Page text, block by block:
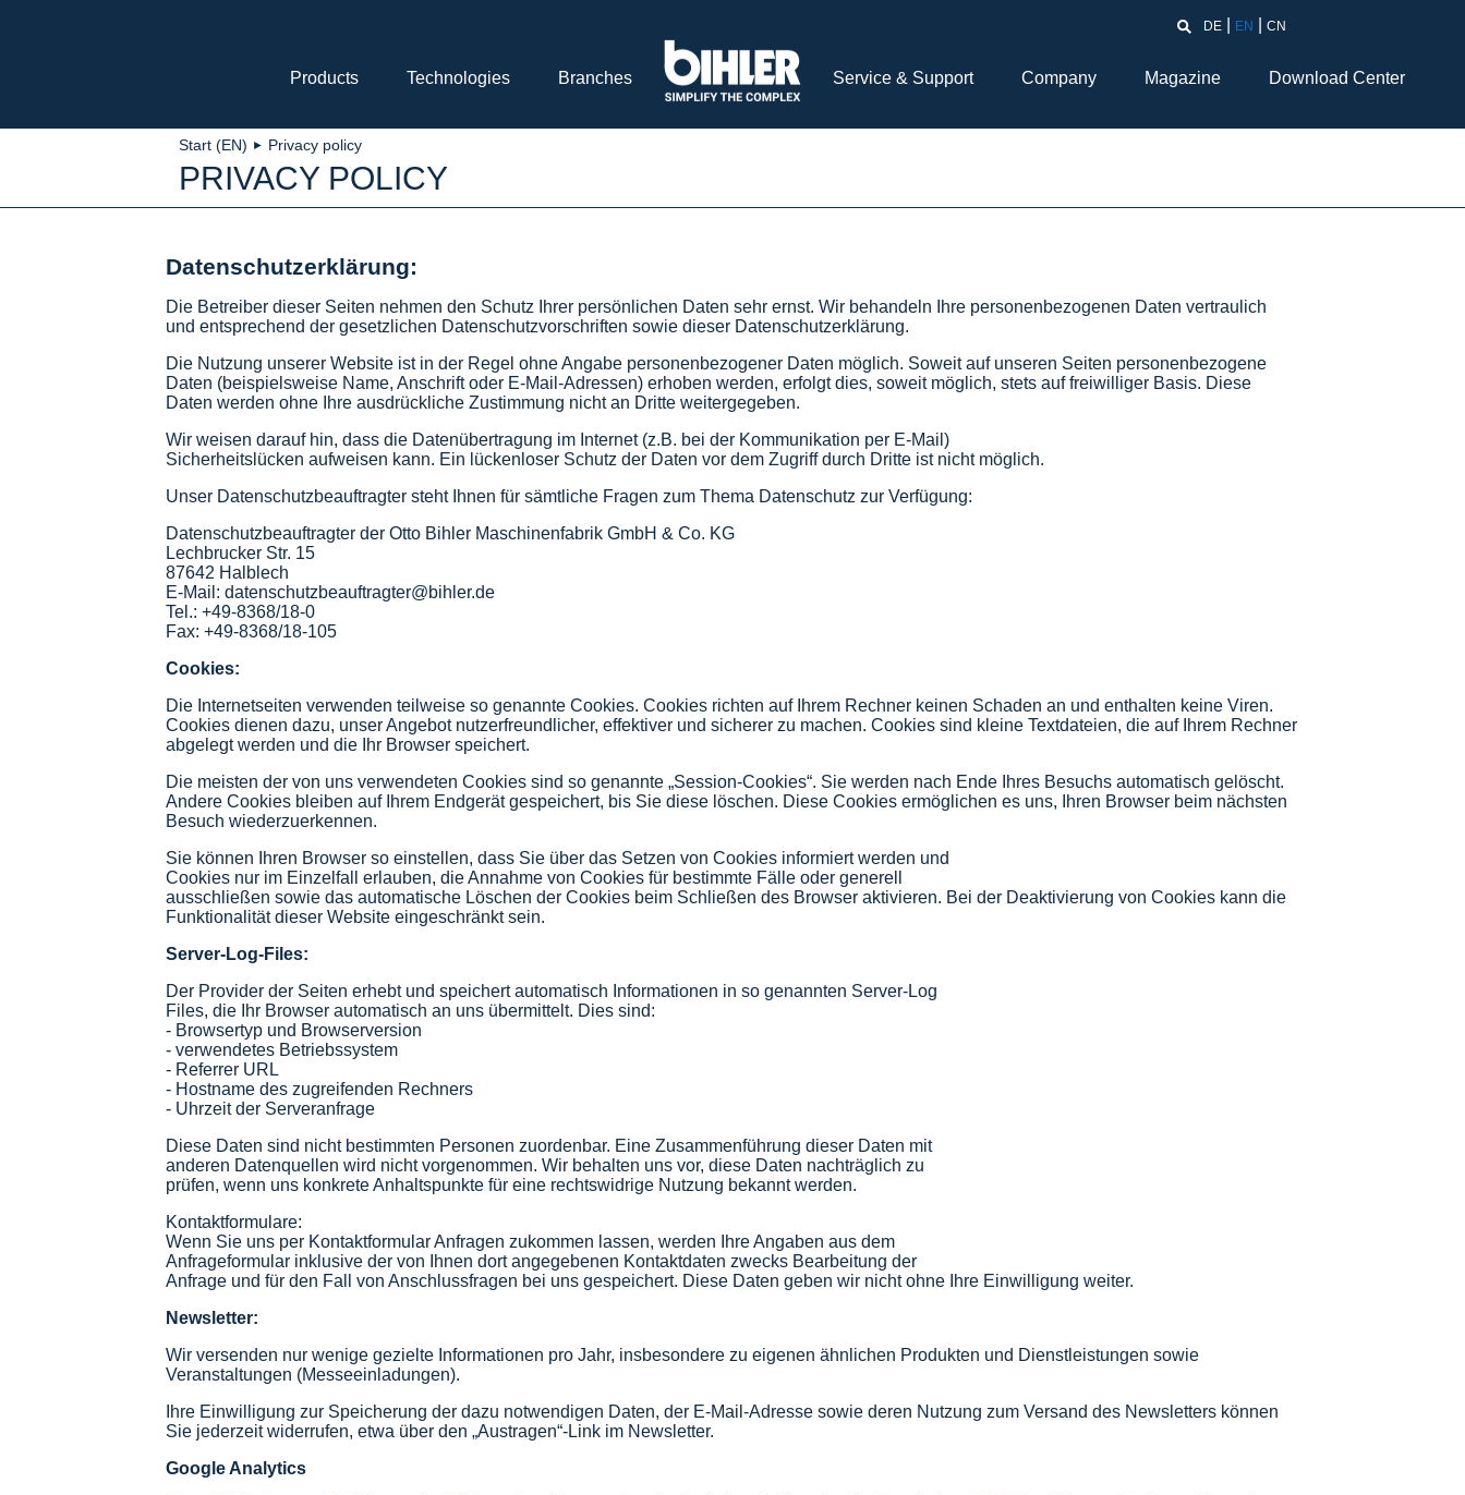
Products Technologies Branches Service & Support Company Magazine Download Center
DE EN CN
Start (EN) ► Privacy policy
PRIVACY POLICY
Datenschutzerklärung:
Die Betreiber dieser Seiten nehmen den Schutz Ihrer persönlichen Daten sehr ernst. Wir behandeln Ihre personenbezogenen Daten vertraulich
und entsprechend der gesetzlichen Datenschutzvorschriften sowie dieser Datenschutzerklärung.
Die Nutzung unserer Website ist in der Regel ohne Angabe personenbezogener Daten möglich. Soweit auf unseren Seiten personenbezogene
Daten (beispielsweise Name, Anschrift oder E-Mail-Adressen) erhoben werden, erfolgt dies, soweit möglich, stets auf freiwilliger Basis. Diese
Daten werden ohne Ihre ausdrückliche Zustimmung nicht an Dritte weitergegeben.
Wir weisen darauf hin, dass die Datenübertragung im Internet (z.B. bei der Kommunikation per E-Mail)
Sicherheitslücken aufweisen kann. Ein lückenloser Schutz der Daten vor dem Zugriff durch Dritte ist nicht möglich.
Unser Datenschutzbeauftragter steht Ihnen für sämtliche Fragen zum Thema Datenschutz zur Verfügung:
Datenschutzbeauftragter der Otto Bihler Maschinenfabrik GmbH & Co. KG
Lechbrucker Str. 15
87642 Halblech
E-Mail: datenschutzbeauftragter@bihler.de
Tel.: +49-8368/18-0
Fax: +49-8368/18-105
Cookies:
Die Internetseiten verwenden teilweise so genannte Cookies. Cookies richten auf Ihrem Rechner keinen Schaden an und enthalten keine Viren.
Cookies dienen dazu, unser Angebot nutzerfreundlicher, effektiver und sicherer zu machen. Cookies sind kleine Textdateien, die auf Ihrem Rechner
abgelegt werden und die Ihr Browser speichert.
Die meisten der von uns verwendeten Cookies sind so genannte „Session-Cookies“. Sie werden nach Ende Ihres Besuchs automatisch gelöscht.
Andere Cookies bleiben auf Ihrem Endgerät gespeichert, bis Sie diese löschen. Diese Cookies ermöglichen es uns, Ihren Browser beim nächsten
Besuch wiederzuerkennen.
Sie können Ihren Browser so einstellen, dass Sie über das Setzen von Cookies informiert werden und
Cookies nur im Einzelfall erlauben, die Annahme von Cookies für bestimmte Fälle oder generell
ausschließen sowie das automatische Löschen der Cookies beim Schließen des Browser aktivieren. Bei der Deaktivierung von Cookies kann die
Funktionalität dieser Website eingeschränkt sein.
Server-Log-Files:
Der Provider der Seiten erhebt und speichert automatisch Informationen in so genannten Server-Log
Files, die Ihr Browser automatisch an uns übermittelt. Dies sind:
- Browsertyp und Browserversion
- verwendetes Betriebssystem
- Referrer URL
- Hostname des zugreifenden Rechners
- Uhrzeit der Serveranfrage
Diese Daten sind nicht bestimmten Personen zuordenbar. Eine Zusammenführung dieser Daten mit
anderen Datenquellen wird nicht vorgenommen. Wir behalten uns vor, diese Daten nachträglich zu
prüfen, wenn uns konkrete Anhaltspunkte für eine rechtswidrige Nutzung bekannt werden.
Kontaktformulare:
Wenn Sie uns per Kontaktformular Anfragen zukommen lassen, werden Ihre Angaben aus dem
Anfrageformular inklusive der von Ihnen dort angegebenen Kontaktdaten zwecks Bearbeitung der
Anfrage und für den Fall von Anschlussfragen bei uns gespeichert. Diese Daten geben wir nicht ohne Ihre Einwilligung weiter.
Newsletter:
Wir versenden nur wenige gezielte Informationen pro Jahr, insbesondere zu eigenen ähnlichen Produkten und Dienstleistungen sowie
Veranstaltungen (Messeeinladungen).
Ihre Einwilligung zur Speicherung der dazu notwendigen Daten, der E-Mail-Adresse sowie deren Nutzung zum Versand des Newsletters können
Sie jederzeit widerrufen, etwa über den „Austragen“-Link im Newsletter.
Google Analytics